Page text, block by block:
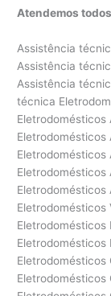
Atendemos
Assistência técnica Eletrodomésticos Cajuru do Sul, Éden, Assistência técnica Eletrodomésticos Habiteto Itavuvu, Assistência técnica Eletrodomésticos Itinga, Assistência técnica Eletrodomésticos bom jesus, Assistência técnica Eletrodomésticos Além Linha, Assistência técnica Eletrodomésticos Além Ponte, Assistência técnica Eletrodomésticos Ana Maria, Assistência técnica Eletrodomésticos Aparecida, Assistência técnica Eletrodomésticos Aparecidinha, Assistência técnica Eletrodomésticos Vossoroca, Assistência técnica Eletrodomésticos Boa Vista, Assistência técnica Eletrodomésticos Brigadeiro Tobias, Assistência técnica Eletrodomésticos Caguassu, Assistência técnica Eletrodomésticos Caputera, Assistência técnica Eletrodomésticos Central Parque Sorocaba, Assistência técnica Eletrodomésticos Centro, Assistência técnica Eletrodomésticos Chácara Três Marias, Assistência técnica Eletrodomésticos Chácaras Reunidas São Jorge, Assistência técnica Eletrodomésticos Cidade Jardim, Assistência técnica Eletrodomésticos Condomínio Golden Park Residence, Assistência técnica Eletrodomésticos Condomínio Residencial Village D’Avignon, Assistência técnica Eletrodomésticos Condomínio Residencial Village Vert, Assistência técnica Eletrodomésticos Conjunto Habitacional Doutor Ulisses Guimarães, Assistência técnica Eletrodomésticos Conjunto Habitacional Herbert de Souza, Assistência técnica Eletrodomésticos Conjunto Habitacional Júlio de Mesquita Filho, Assistência técnica Eletrodomésticos Conjunto Habitacional Professor Benedicto Cleto, Assistência técnica Eletrodomésticos Conjunto Residencial Jardim Villagio Torino, Assistência técnica Eletrodomésticos Granja Olga I, Assistência técnica Eletrodomésticos Granja Olga II, Assistência técnica Eletrodomésticos Granja Olga III, Assistência técnica Eletrodomésticos Habiteto – Ana Paula Eleutério, Assistência técnica Eletrodomésticos Horto Florestal, Assistência técnica Eletrodomésticos Ibiti Royal Park, Assistência técnica Eletrodomésticos Inhayba, Assistência técnica Eletrodomésticos Ipanema das Pedras, Assistência técnica Eletrodomésticos Ipanema do Meio, Assistência técnica Eletrodomésticos Ipanema Ville, Assistência técnica Eletrodomésticos Ipatinga, Assistência técnica Eletrodomésticos Ipiranga, Assistência técnica Eletrodomésticos Iporanga, Assistência técnica Eletrodomésticos Itavuvu, Assistência técnica Eletrodomésticos Jardim Abaeté, Assistência técnica Eletrodomésticos Jardim Abatiá, Assistência técnica Eletrodomésticos Jardim Aeroporto, Assistência técnica Eletrodomésticos Jardim Alegria, Assistência técnica Eletrodomésticos Jardim Alpes de Sorocaba, Assistência técnica Eletrodomésticos Jardim Altos do Itavuvu, Assistência técnica Eletrodomésticos Jardim Alvorada, Assistência técnica Eletrodomésticos Jardim Amalia, Assistência técnica Eletrodomésticos Jardim América, Assistência técnica Eletrodomésticos Jardim Americano, Assistência técnica Eletrodomésticos Jardim Ana Maria, Assistência técnica